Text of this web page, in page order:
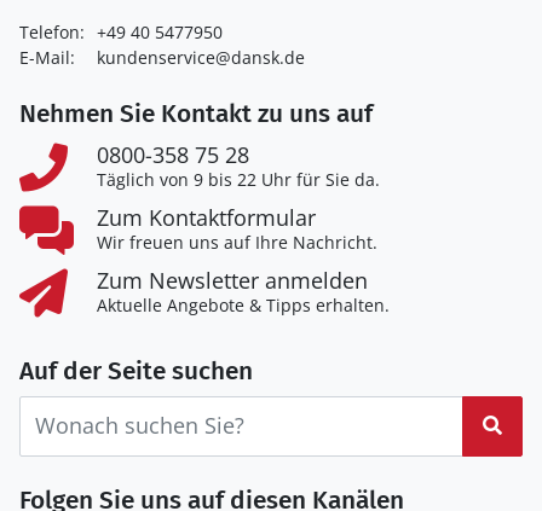
Telefon: +49 40 5477950
E-Mail:
kundenservice@dansk.de
Nehmen Sie Kontakt zu uns auf
0800-358 75 28
Täglich von 9 bis 22 Uhr für Sie da.
Zum Kontaktformular
Wir freuen uns auf Ihre Nachricht.
Zum Newsletter anmelden
Aktuelle Angebote & Tipps erhalten.
Auf der Seite suchen
Folgen Sie uns auf diesen Kanälen